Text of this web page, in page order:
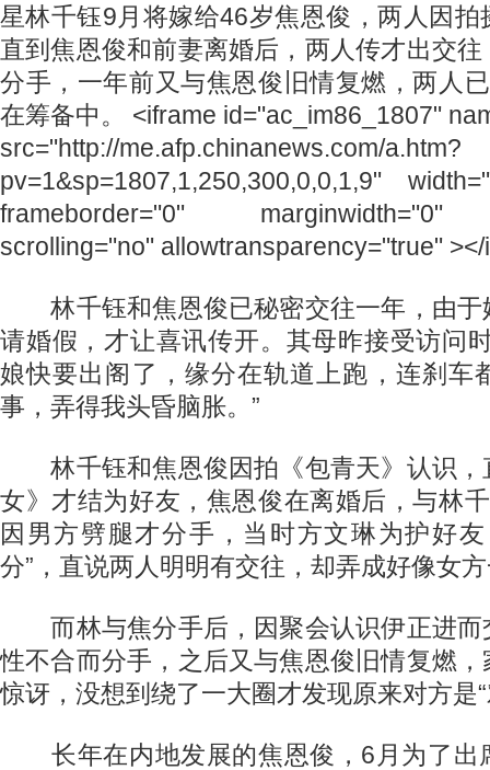
星林千钰9月将嫁给46岁焦恩俊，两人因
直到焦恩俊和前妻离婚后，两人传才出交
分手，一年前又与焦恩俊旧情复燃，两人
在筹备中。 <iframe id="ac_im86_1807"
src="http://me.afp.chinanews.com/a.htm?
pv=1&sp=1807,1,250,300,0,0,1,9"
frameborder="0" marginwidth="0"
scrolling="no" allowtransparency="true"
林千钰和焦恩俊已秘密交往一年，由于
请婚假，才让喜讯传开。其母昨接受访问
娘快要出阁了，缘分在轨道上跑，连刹车
事，弄得我头昏脑胀。”
林千钰和焦恩俊因拍《包青天》认识，
女》才结为好友，焦恩俊在离婚后，与林
因男方劈腿才分手，当时方文琳为护好
分”，直说两人明明有交往，却弄成好像女
而林与焦分手后，因聚会认识伊正进而
性不合而分手，之后又与焦恩俊旧情复燃
惊讶，没想到绕了一大圈才发现原来对方是
长年在内地发展的焦恩俊，6月为了出